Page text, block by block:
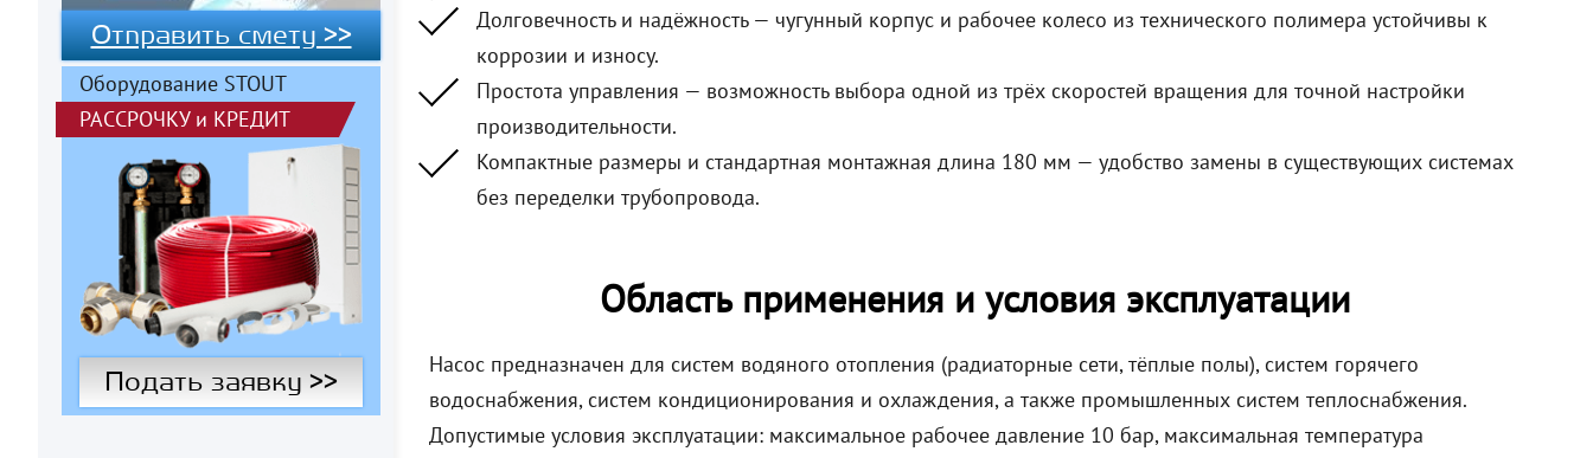
Отправить смету >>
Оборудование STOUT
РАССРОЧКУи КРЕДИТ
Подать заявку >>
Долговечность и надёжность — чугунный корпус и рабочее колесо из технического полимера устойчивы к
коррозии и износу.
Простота управления — возможность выбора одной из трёх скоростей вращения для точной настройки
производительности.
Компактные размеры и стандартная монтажная длина 180 мм — удобство замены в существующих системах
без переделки трубопровода.
Область применения и условия эксплуатации
Насос предназначен для систем водяного отопления (радиаторные сети, тёплые полы), систем горячего
водоснабжения, систем кондиционирования и охлаждения, а также промышленных систем теплоснабжения.
Допустимые условия эксплуатации: максимальное рабочее давление 10 бар, максимальная температура